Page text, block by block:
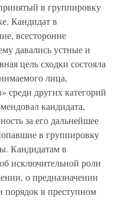
в группировку
Кандидат в
всесторонне
давались устные и
цель сходки состояла
лица,
среди других категорий
кандидата,
за его дальнейшее
в группировку
Кандидатам в
исключительной роли
о предназначении
порядок в преступном